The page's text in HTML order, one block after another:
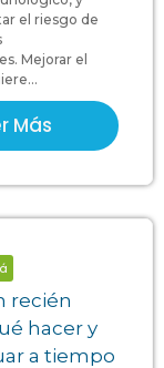
el riesgo de
Mejorar el
Más
recién
hacer y
a tiempo